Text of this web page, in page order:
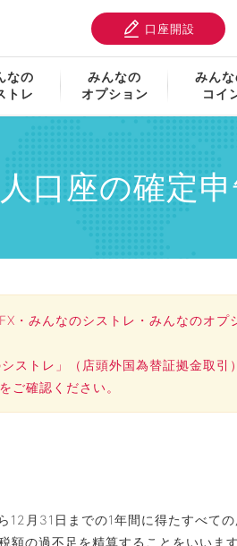
口座開設
なの
トレ
みんなの
オプション
みん
コイ
口座の確定
個人口座の確定申告について
・みんなのシストレ・みんなのオ
シストレ」（店頭外国為替証拠金取
をご確認ください。
12月31日までの1年間に得たすべて
額の過不足を精算することをいい